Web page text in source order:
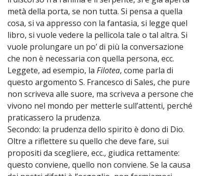
metà della porta, se non tutta. Si pensa a quella
cosa, si va appresso con la fantasia, si legge quel
libro, si vuole vedere la pellicola tale o tal altra. Si
vuole prolungare un po’ di più la conversazione
che non è necessaria con quella persona, ecc.
Leggete, ad esempio, la Filotea, come parla di
questo argomento S. Francesco di Sales, che pure
non scriveva alle suore, ma scriveva a persone che
vivono nel mondo per metterle sull’attenti, perché
praticassero la prudenza.
Secondo: la prudenza dello spirito è dono di Dio.
Oltre a riflettere su quello che deve fare, sui
propositi da scegliere, ecc., giudica rettamente:
questo conviene, quello non conviene. Se la causa